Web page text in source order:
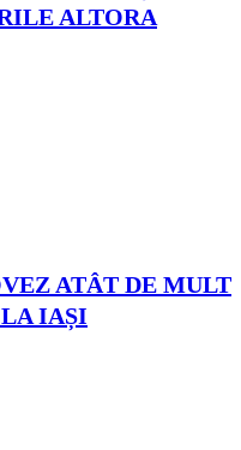
ALTORA
ATÂT DE MULT
IAȘI